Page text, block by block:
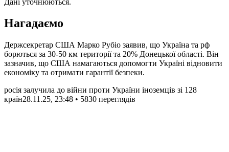
Нагадаємо
Держсекретар США Марко Рубіо заявив, що Україна та рф
борються за 30-50 км території та 20% Донецької області. Він
зазначив, що США намагаються допомогти Україні відновити
економіку та отримати гарантії безпеки.
росія залучила до війни проти України іноземців зі 128
країн28.11.25, 23:48 • 5830 переглядiв